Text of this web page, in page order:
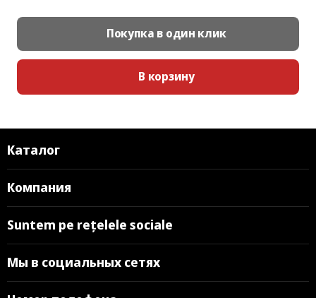
Покупка в один клик
В корзину
Каталог
Компания
Suntem pe rețelele sociale
Мы в социальных сетях